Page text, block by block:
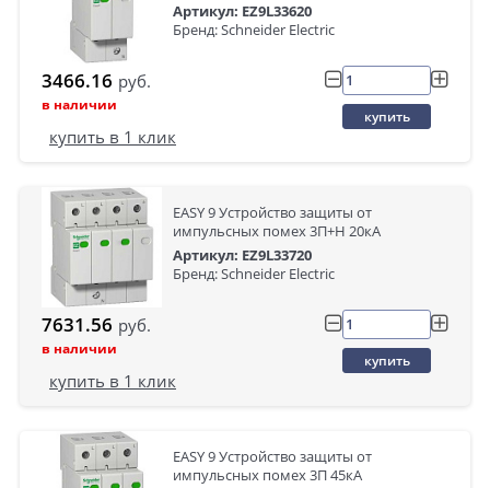
Артикул: EZ9L33620
Бренд: Schneider Electric
3466.16 руб.
в наличии
купить
купить в 1 клик
EASY 9 Устройство защиты от
импульсных помех 3П+Н 20кА
Артикул: EZ9L33720
Бренд: Schneider Electric
7631.56 руб.
в наличии
купить
купить в 1 клик
EASY 9 Устройство защиты от
импульсных помех 3П 45кА